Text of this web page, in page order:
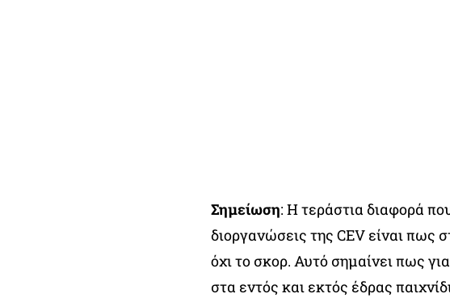
Σημείωση: Η τεράστια διαφορά
διοργανώσεις της CEV είναι πως
όχι το σκορ. Αυτό σημαίνει πως
στα εντός και εκτός έδρας